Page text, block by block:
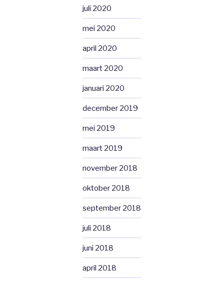
juli 2020
mei 2020
april 2020
maart 2020
januari 2020
december 2019
mei 2019
maart 2019
november 2018
oktober 2018
september 2018
juli 2018
juni 2018
april 2018